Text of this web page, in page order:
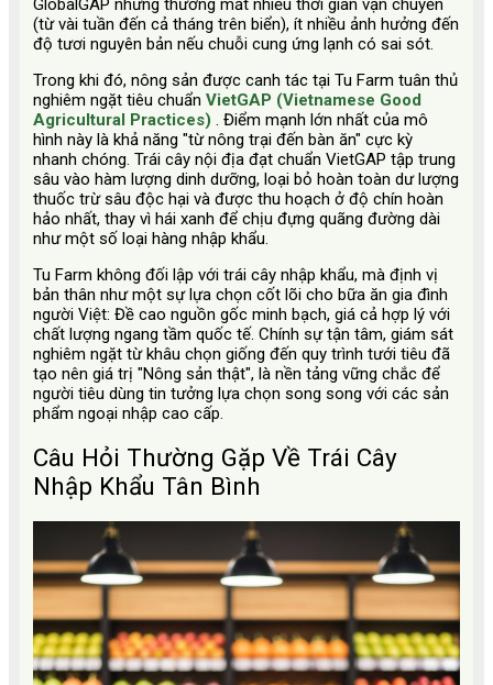
(từ vài tuần đến cả tháng trên biển), ít nhiều ảnh hưởng đến
độ tươi nguyên bản nếu chuỗi cung ứng lạnh có sai sót.
Trong khi đó, nông sản được canh tác tại Tu Farm tuân thủ
nghiêm ngặt tiêu chuẩn VietGAP (Vietnamese Good
Agricultural Practices)
. Điểm mạnh lớn nhất của mô
hình này là khả năng "từ nông trại đến bàn ăn" cực kỳ
nhanh chóng. Trái cây nội địa đạt chuẩn VietGAP tập trung
sâu vào hàm lượng dinh dưỡng, loại bỏ hoàn toàn dư lượng
thuốc trừ sâu độc hại và được thu hoạch ở độ chín hoàn
hảo nhất, thay vì hái xanh để chịu đựng quãng đường dài
như một số loại hàng nhập khẩu.
Tu Farm không đối lập với trái cây nhập khẩu, mà định vị
bản thân như một sự lựa chọn cốt lõi cho bữa ăn gia đình
người Việt: Đề cao nguồn gốc minh bạch, giá cả hợp lý với
chất lượng ngang tầm quốc tế. Chính sự tận tâm, giám sát
nghiêm ngặt từ khâu chọn giống đến quy trình tưới tiêu đã
tạo nên giá trị "Nông sản thật", là nền tảng vững chắc để
người tiêu dùng tin tưởng lựa chọn song song với các sản
phẩm ngoại nhập cao cấp.
Câu Hỏi Thường Gặp Về Trái Cây
Nhập Khẩu Tân Bình